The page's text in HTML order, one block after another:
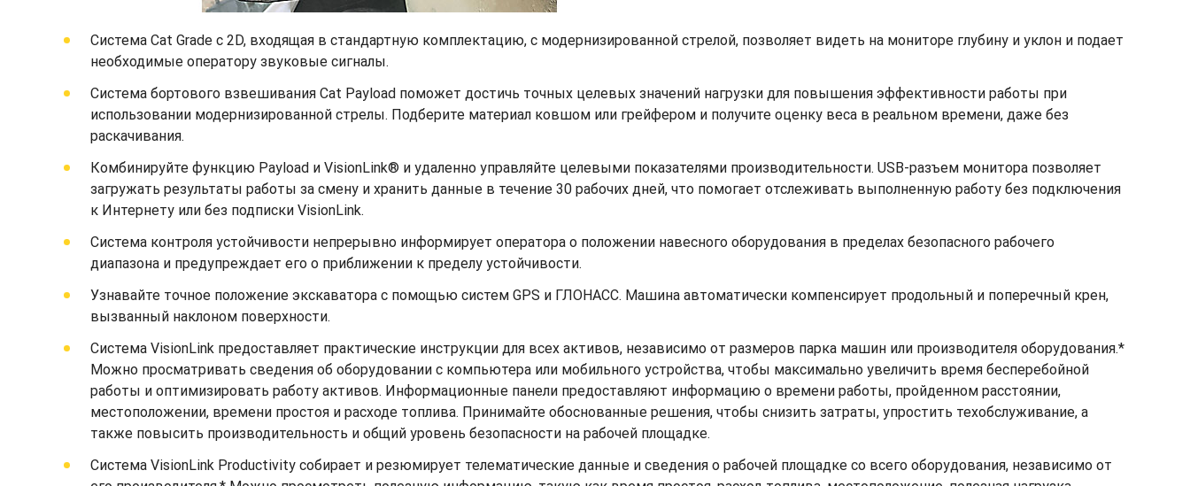
Система Cat Grade с 2D, входящая в стандартную комплектацию, с модернизированной стрелой, позволяет видеть на мониторе глубину и уклон и подает
необходимые оператору звуковые сигналы.
Система бортового взвешивания Cat Payload поможет достичь точных целевых значений нагрузки для повышения эффективности работы при
использовании модернизированной стрелы. Подберите материал ковшом или грейфером и получите оценку веса в реальном времени, даже без
раскачивания.
Комбинируйте функцию Payload и VisionLink® и удаленно управляйте целевыми показателями производительности. USB-разъем монитора позволяет
загружать результаты работы за смену и хранить данные в течение 30 рабочих дней, что помогает отслеживать выполненную работу без подключения
к Интернету или без подписки VisionLink.
Система контроля устойчивости непрерывно информирует оператора о положении навесного оборудования в пределах безопасного рабочего
диапазона и предупреждает его о приближении к пределу устойчивости.
Узнавайте точное положение экскаватора с помощью систем GPS и ГЛОНАСС. Машина автоматически компенсирует продольный и поперечный крен,
вызванный наклоном поверхности.
Система VisionLink предоставляет практические инструкции для всех активов, независимо от размеров парка машин или производителя оборудования.*
Можно просматривать сведения об оборудовании с компьютера или мобильного устройства, чтобы максимально увеличить время бесперебойной
работы и оптимизировать работу активов. Информационные панели предоставляют информацию о времени работы, пройденном расстоянии,
местоположении, времени простоя и расходе топлива. Принимайте обоснованные решения, чтобы снизить затраты, упростить техобслуживание, а
также повысить производительность и общий уровень безопасности на рабочей площадке.
Система VisionLink Productivity собирает и резюмирует телематические данные и сведения о рабочей площадке со всего оборудования, независимо от